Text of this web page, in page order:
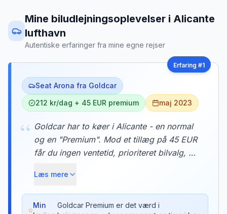
Mine biludlejningsoplevelser i Alicante
lufthavn
Autentiske erfaringer fra mine egne rejser
Erfaring #1
Seat Arona fra Goldcar
212 kr/dag + 45 EUR premium
maj 2023
“ Goldcar har to køer i Alicante - en normal
og en "Premium". Mod et tillæg på 45 EUR
får du ingen ventetid, prioriteret bilvalg, og
udgangen. Efter at have stået i den
normale kø i 50 minutter sidste år, var det
pengene værd.
Læs mere
Min
Goldcar Premium er det værd i